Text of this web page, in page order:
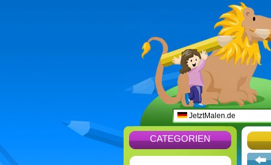
JetztMalen.de
CATEGORIEN